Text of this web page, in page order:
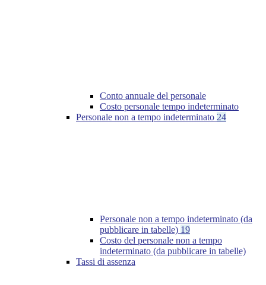
Conto annuale del personale
Costo personale tempo indeterminato
Personale non a tempo indeterminato 24
Personale non a tempo indeterminato (da
pubblicare in tabelle) 19
Costo del personale non a tempo
indeterminato (da pubblicare in tabelle)
Tassi di assenza